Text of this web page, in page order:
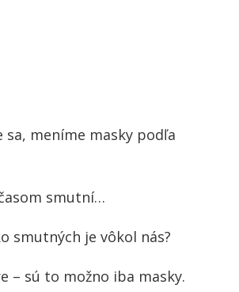
sa, meníme masky podľa
smutní…
smutných je vôkol nás?
– sú to možno iba masky.